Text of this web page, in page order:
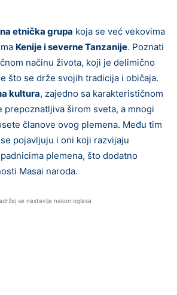
etnička grupa koja se već vekovima
Kenije i severne Tanzanije. Poznati
načinu života, koji je delimično
što se drže svojih tradicija i običaja.
kultura, zajedno sa karakterističnom
prepoznatljiva širom sveta, a mnogi
članove ovog plemena. Među tim
pojavljuju i oni koji razvijaju
plemena, što dodatno
Masai naroda.
se nastavlja nakon oglasa